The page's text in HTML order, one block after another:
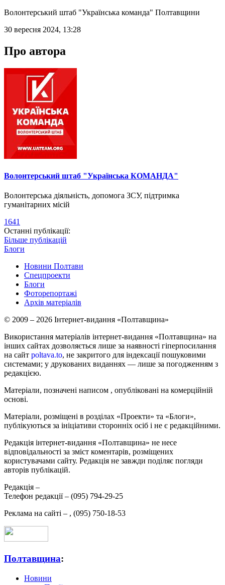
Волонтерський штаб "Українська команда" Полтавщини
30 вересня 2024, 13:28
Про автора
Волонтерський штаб "Українська КОМАНДА"
Волонтерська діяльність, допомога ЗСУ, підтримка
гуманітарних місій
1641
Останні публікації:
Більше публікацій
Блоги
Новини Полтави
Спецпроекти
Блоги
Фоторепортажі
Архів матеріалів
© 2009 – 2026 Інтернет-видання «Полтавщина»
Використання матеріалів інтернет-видання «Полтавщина» на
інших сайтах дозволяється лише за наявності гіперпосилання
на сайт poltava.to, не закритого для індексації пошуковими
системами; у друкованих виданнях — лише за погодженням з
редакцією.
Матеріали, позначені написом , опубліковані на комерційній
основі.
Матеріали, розміщені в розділах «Проекти» та «Блоги»,
публікуються за ініціативи сторонніх осіб і не є редакційними.
Редакція інтернет-видання «Полтавщина» не несе
відповідальності за зміст коментарів, розміщених
користувачами сайту. Редакція не завжди поділяє погляди
авторів публікацій.
Редакція –
Телефон редакції – (095) 794-29-25
Реклама на сайті – , (095) 750-18-53
Полтавщина:
Новини